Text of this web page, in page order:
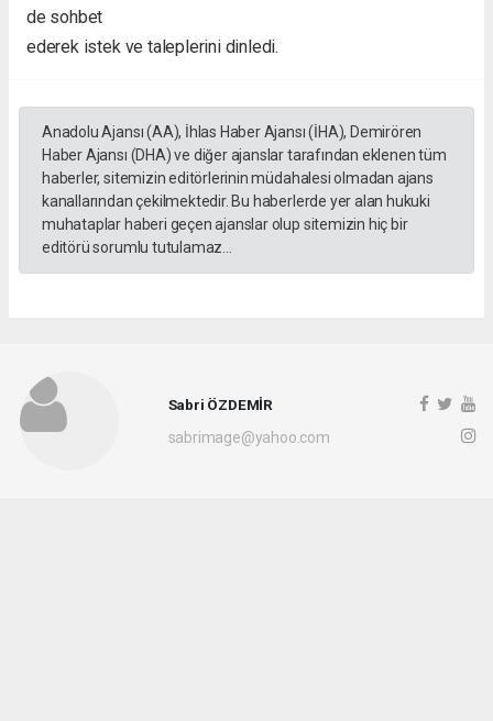
de sohbet
ederek istek ve taleplerini dinledi.
Anadolu Ajansı (AA), İhlas Haber Ajansı (İHA), Demirören
Haber Ajansı (DHA) ve diğer ajanslar tarafından eklenen tüm
haberler, sitemizin editörlerinin müdahalesi olmadan ajans
kanallarından çekilmektedir. Bu haberlerde yer alan hukuki
muhataplar haberi geçen ajanslar olup sitemizin hiç bir
editörü sorumlu tutulamaz...
Sabri ÖZDEMİR
sabrimage@yahoo.com